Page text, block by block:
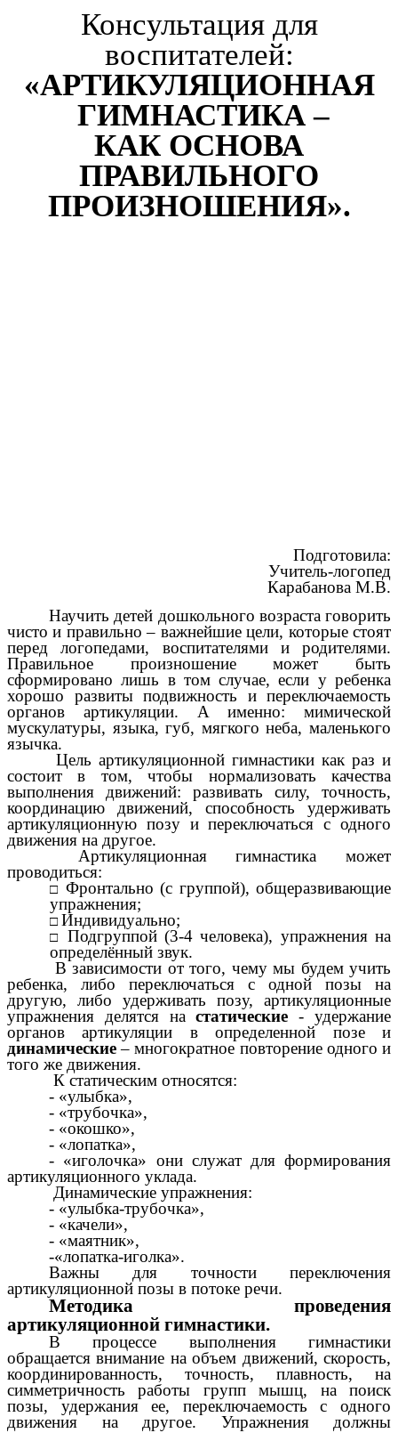
Консультация для
воспитателей:
«АРТИКУЛЯЦИОННАЯ
ГИМНАСТИКА –
КАК ОСНОВА
ПРАВИЛЬНОГО
ПРОИЗНОШЕНИЯ».
Подготовила:
Учитель-логопед
Карабанова М.В.
Научить детей дошкольного возраста говорить
чисто и правильно – важнейшие цели, которые стоят
перед логопедами, воспитателями и родителями.
Правильное произношение может быть
сформировано лишь в том случае, если у ребенка
хорошо развиты подвижность и переключаемость
органов артикуляции. А именно: мимической
мускулатуры, языка, губ, мягкого неба, маленького
язычка.
Цель артикуляционной гимнастики как раз и
состоит в том, чтобы нормализовать качества
выполнения движений: развивать силу, точность,
координацию движений, способность удерживать
артикуляционную позу и переключаться с одного
движения на другое.
Артикуляционная гимнастика может
проводиться:
Фронтально (с группой), общеразвивающие
упражнения;
Индивидуально;
Подгруппой (3-4 человека), упражнения на
определённый звук.
В зависимости от того, чему мы будем учить
ребенка, либо переключаться с одной позы на
другую, либо удерживать позу, артикуляционные
упражнения делятся настатические- удержание
органов артикуляции в определенной позе и
динамические– многократное повторение одного и
того же движения.
К статическим относятся:
- «улыбка»,
- «трубочка»,
- «окошко»,
- «лопатка»,
- «иголочка» они служат для формирования
артикуляционного уклада.
Динамические упражнения:
- «улыбка-трубочка»,
- «качели»,
- «маятник»,
-«лопатка-иголка».
Важны для точности переключения
артикуляционной позы в потоке речи.
Методика проведения
артикуляционной гимнастики.
В процессе выполнения гимнастики
обращается внимание на объем движений, скорость,
координированность, точность, плавность, на
симметричность работы групп мышц, на поиск
позы, удержания ее, переключаемость с одного
движения на другое. Упражнения должны